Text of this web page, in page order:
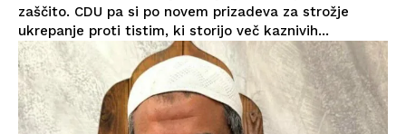
zaščito. CDU pa si po novem prizadeva za strožje
ukrepanje proti tistim, ki storijo več kaznivih...